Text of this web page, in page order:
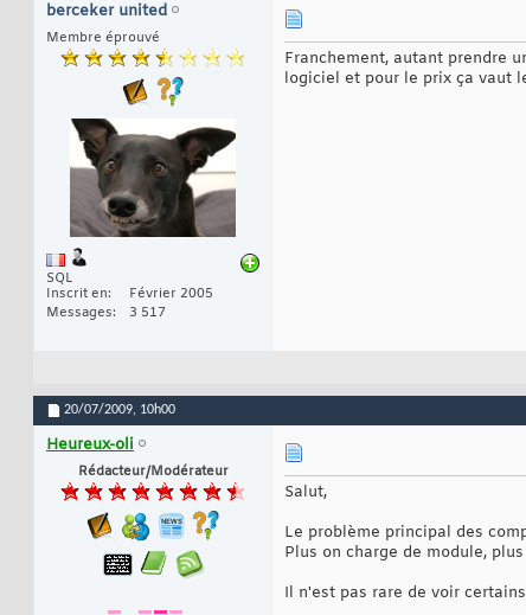
berceker united
Membre éprouvé
SQL
Inscrit en
Février 2005
Messages
3 517
Franchement, autant prendre
logiciel et pour le prix ça vaut
20/07/2009, 10h00
Heureux-oli
Rédacteur/Modérateur
Salut,
Le problème principal des
Plus on charge de module,
Il n'est pas rare de voir